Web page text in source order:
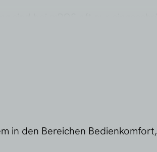
in den Bereichen Bedienkomfort,